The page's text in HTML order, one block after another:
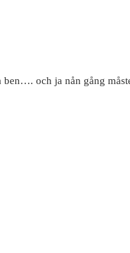
och ja nån gång